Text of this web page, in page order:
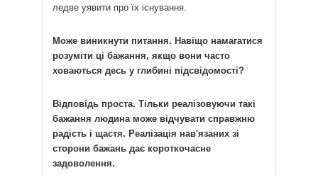
ледве уявити про їх існування.
Може виникнути питання. Навіщо намагатися
розуміти ці бажання, якщо вони часто
ховаються десь у глибині підсвідомості?
Відповідь проста. Тільки реалізовуючи такі
бажання людина може відчувати справжню
радість і щастя. Реалізація нав'язаних зі
сторони бажань дає короткочасне
задоволення.